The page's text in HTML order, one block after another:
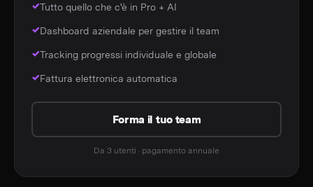
Tutto quello che c'è in Pro + AI
Dashboard aziendale per gestire il team
Tracking progressi individuale e globale
Fattura elettronica automatica
Forma il tuo team
Da 3 utenti · pagamento annuale